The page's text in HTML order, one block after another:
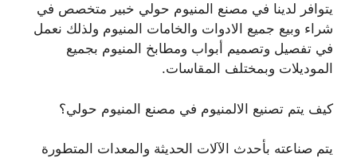
يتوافر لدينا في مصنع المنيوم حولي خبير متخصص في
شراء وبيع جميع الادوات والخامات المنيوم ولذلك نعمل
في تفصيل وتصميم أبواب ومطابخ المنيوم بجميع
الموديلات وبمختلف المقاسات.
كيف يتم تصنيع الالمنيوم في مصنع المنيوم حولي؟
يتم صناعته بأحدث الآلات الحديثة والمعدات المتطورة